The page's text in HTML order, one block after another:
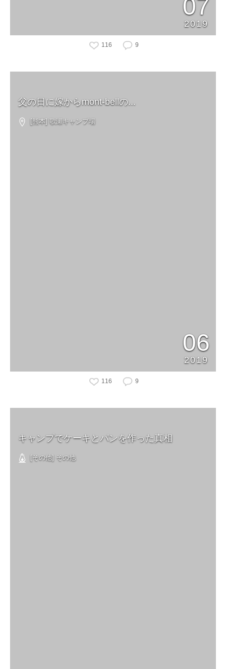
07
2019
116 9
父の日に嫁からmont-bellの...
[熊本] 歌瀬キャンプ場
06
2019
116 9
キャンプでケーキとパンを作った真相
[その他] その他